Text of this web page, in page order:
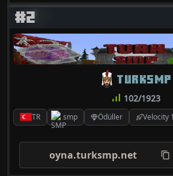
#2
TR smp Ödüller Velocity
TURKSMP
102/1923
oyna.turksmp.net